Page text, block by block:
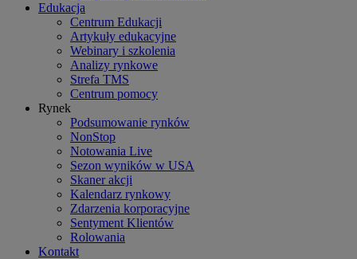
Edukacja
Centrum Edukacji
Artykuły edukacyjne
Webinary i szkolenia
Analizy rynkowe
Strefa TMS
Centrum pomocy
Rynek
Podsumowanie rynków
NonStop
Notowania Live
Sezon wyników w USA
Skaner akcji
Kalendarz rynkowy
Zdarzenia korporacyjne
Sentyment Klientów
Rolowania
Kontakt